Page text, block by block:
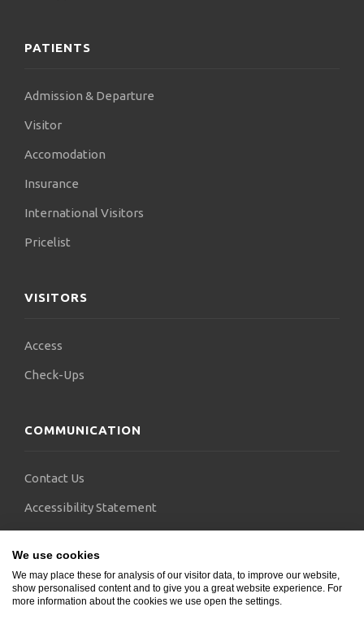
PATIENTS
Admission & Departure
Visitor
Accomodation
Insurance
International Visitors
Pricelist
VISITORS
Access
Check-Ups
COMMUNICATION
Contact Us
Accessibility Statement
We use cookies
We may place these for analysis of our visitor data, to improve our website,
show personalised content and to give you a great website experience. For
more information about the cookies we use open the settings.